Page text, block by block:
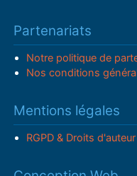
Partenariats
Notre politique de
Nos conditions
Mentions légales
RGPD & Droits d'auteur